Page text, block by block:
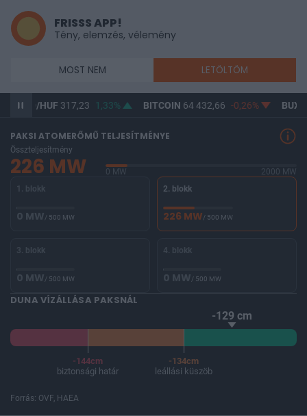
FRISSS APP!
Tény, elemzés, vélemény
MOST NEM LETÖLTÖM
USD/HUF317,23 1,33% BITCOIN64 432,66 -0,26% BUX
PAKSI ATOMERŐMŰ TELJESÍTMÉNYE
Összteljesítmény
226 MW 0 MW
2000 MW
1. blokk
0 MW/ 500 MW
2. blokk
226 MW/ 500 MW
3. blokk
0 MW/ 500 MW
4. blokk
0 MW/ 500 MW
DUNA VÍZÁLLÁSA PAKSNÁL
-129 cm
-144cm
biztonsági határ
-134cm
leállási küszöb
Forrás: OVF, HAEA